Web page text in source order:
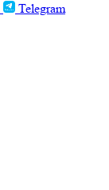
Telegram